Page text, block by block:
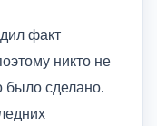
факт
никто не
было сделано.